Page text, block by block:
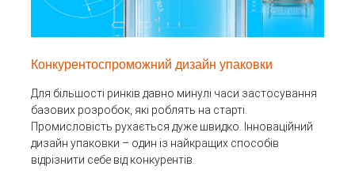
Конкурентоспроможний дизайн упаковки
Для більшості ринків давно минулі часи застосування
базових розробок, які роблять на старті.
Промисловість рухається дуже швидко. Інноваційний
дизайн упаковки – один із найкращих способів
відрізнити себе від конкурентів.